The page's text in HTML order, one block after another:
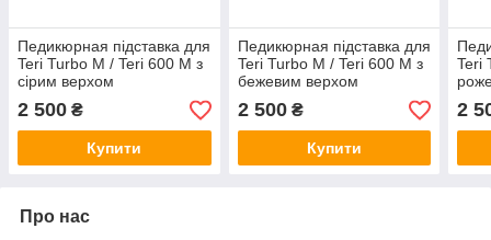
Педикюрная підставка для
Teri Turbo M / Teri 600 M з
сірим верхом
2 500 ₴
Купити
Педикюрная підставка для
Teri Turbo M / Teri 600 M з
бежевим верхом
2 500₴
Купити
Teri
2
Про нас